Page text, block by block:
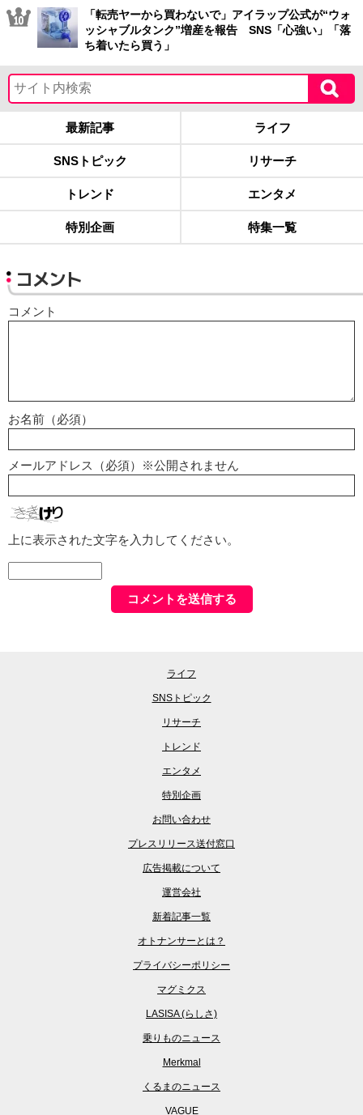
「転売ヤーから買わないで」アイラップ公式が“ウォ
ッシャブルタンク”増産を報告 SNS「心強い」「落
ち着いたら買う」
最新記事 ライフ
SNSトピック リサーチ
トレンド エンタメ
特別企画 特集一覧
コメント
コメント
お名前（必須）
メールアドレス（必須）※公開されません
上に表示された文字を入力してください。
ライフ
SNSトピック
リサーチ
トレンド
エンタメ
特別企画
お問い合わせ
プレスリリース送付窓口
広告掲載について
運営会社
新着記事一覧
オトナンサーとは？
プライバシーポリシー
マグミクス
LASISA (らしさ)
乗りものニュース
Merkmal
くるまのニュース
VAGUE